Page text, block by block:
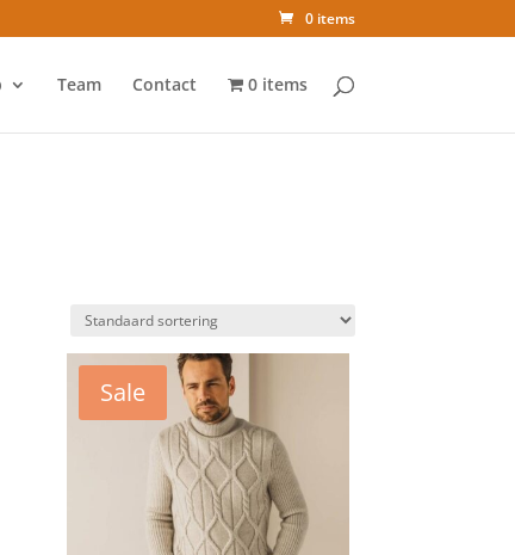
0 items
Team Contact 0 items
Sale